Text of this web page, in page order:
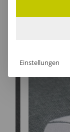
Einstellungen